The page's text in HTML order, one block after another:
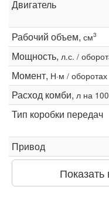
Двигатель
Рабочий объем, см3
Мощность, л.с. /
Момент, Н·м / оборотах
Расход комби, л на
Тип коробки передач
Привод
Показать